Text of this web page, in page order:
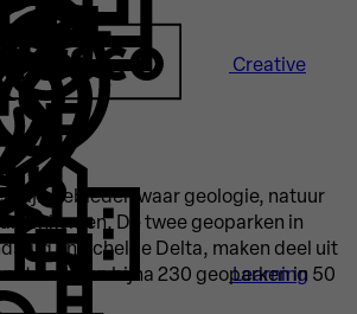
Creative
Learning
zijn gebieden waar geologie, natuur
De twee geoparken in
en Schelde Delta, maken deel uit
van bijna 230 geoparken in 50